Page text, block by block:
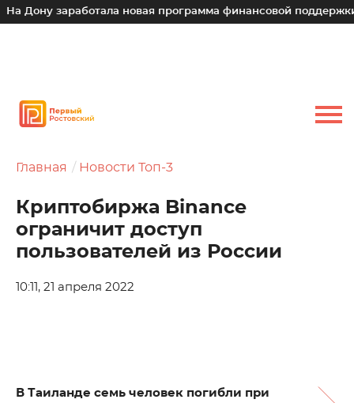
заработала новая программа финансовой поддержки
Главная Новости Топ-3
Криптобиржа Binance
ограничит доступ
пользователей из России
10:11, 21 апреля 2022
В Таиланде семь человек погибли при